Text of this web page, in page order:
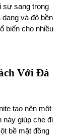
sự sang trọng
và độ bền
biến cho nhiều
Với Đá
tạo nên một
này giúp che đi
bề mặt đồng